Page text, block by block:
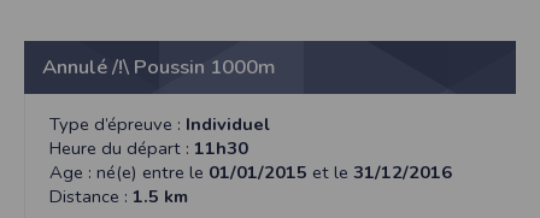
Annulé /!\ Poussin 1000m
Type d’épreuve : Individuel
Heure du départ : 11h30
Age : né(e) entre le 01/01/2015 et le 31/12/2016
Distance : 1.5 km